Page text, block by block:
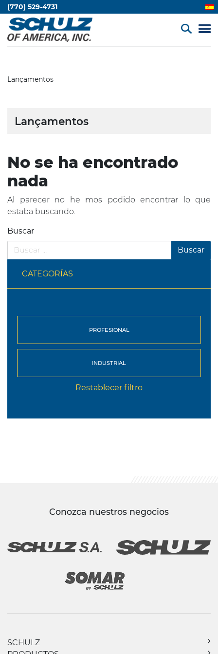
(770) 529-4731
Lançamentos
CATEGORÍAS
PROFESIONAL
INDUSTRIAL
Restablecer filtro
Lançamentos
No se ha encontrado
nada
Al parecer no he mos podido encontrar lo que
estaba buscando.
Buscar
Conozca nuestros negocios
SCHULZ